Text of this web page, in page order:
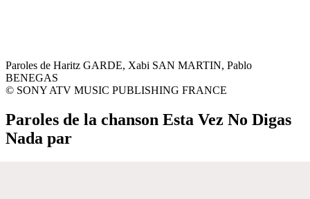
Paroles de Haritz GARDE, Xabi SAN MARTIN, Pablo
BENEGAS
© SONY ATV MUSIC PUBLISHING FRANCE
Paroles de la chanson Esta Vez No Digas
Nada par